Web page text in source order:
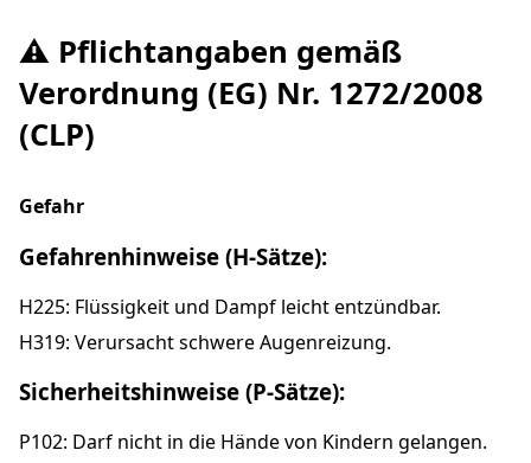
⚠️ Pflichtangaben gemäß
Verordnung (EG) Nr. 1272/2008
(CLP)
Gefahr
Gefahrenhinweise (H-Sätze):
H225: Flüssigkeit und Dampf leicht entzündbar.
H319: Verursacht schwere Augenreizung.
Sicherheitshinweise (P-Sätze):
P102: Darf nicht in die Hände von Kindern gelangen.